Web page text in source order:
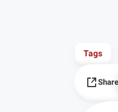
Tags
Share